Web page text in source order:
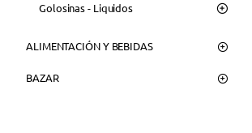
Golosinas - Liquidos
ALIMENTACIÓN Y BEBIDAS
BAZAR